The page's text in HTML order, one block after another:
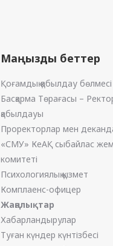
Маңызды беттер
Қоғамдық қабылдау бөлмесі
Басқарма Төрағасы –
қабылдауы
Проректорлар мен
«СМУ» КеАҚ сыбайлас
комитеті
Психологиялық қызмет
Комплаенс-офицер
Жаңалықтар
Хабарландырулар
Туған күндер күнтізбесі